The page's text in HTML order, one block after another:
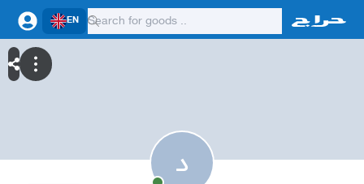
EN
د